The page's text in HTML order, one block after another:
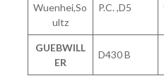
Wuenhei,So
ultz
P.C. ,D5
GUEBWILL
ER
D430 B